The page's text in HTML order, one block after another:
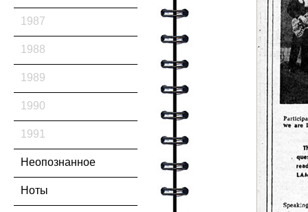
1987
1988
1989
1990
1991
Неопознанное
Ноты